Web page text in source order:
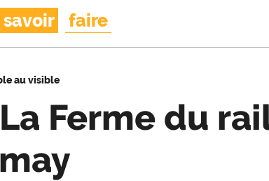
savoir faire
au visible
Ferme du